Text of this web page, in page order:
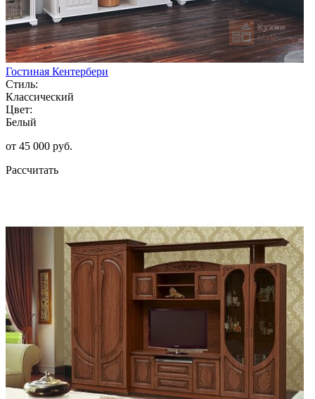
Гостиная Кентербери
Стиль:
Классический
Цвет:
Белый
от 45 000 руб.
Рассчитать